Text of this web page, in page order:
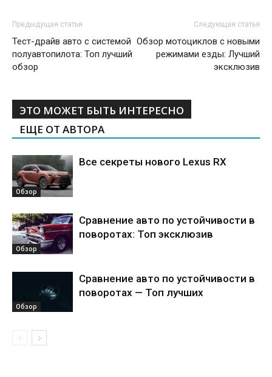
Предыдущая статья
Тест-драйв авто с системой
полуавтопилота: Топ лучший
обзор
Следующая статья
Обзор мотоциклов с новыми
режимами езды: Лучший
эксклюзив
ЭТО МОЖЕТ БЫТЬ ИНТЕРЕСНО
ЕЩЕ ОТ АВТОРА
Обзор
Все секреты нового Lexus RX
Обзор
Сравнение авто по устойчивости в
поворотах: Топ эксклюзив
Обзор
Сравнение авто по устойчивости в
поворотах — Топ лучших